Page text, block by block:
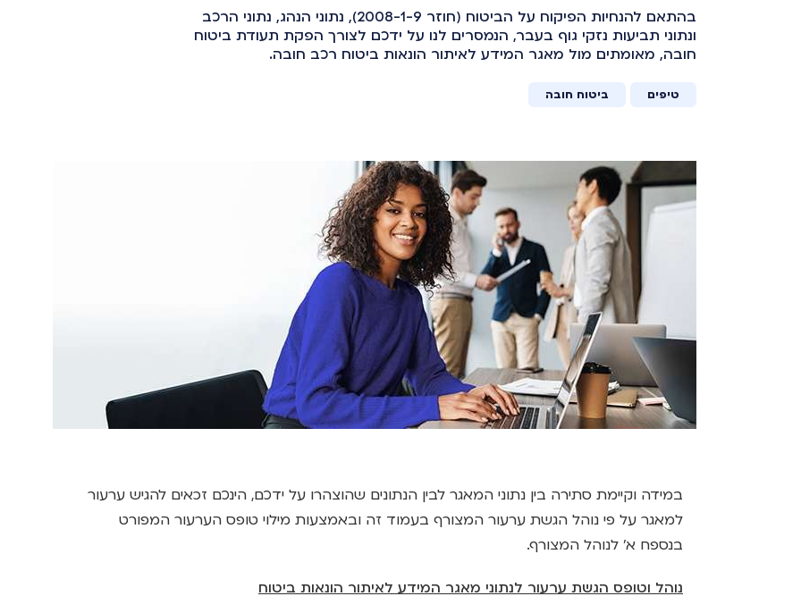
בהתאם להנחיות הפיקוח על הביטוח (חוזר 2008-1-9), נתוני הנהג, נתוני הרכב
ונתוני תביעות נזקי גוף בעבר, הנמסרים לנו על ידכם לצורך הפקת תעודת ביטוח
חובה, מאומתים מול מאגר המידע לאיתור הונאות ביטוח רכב חובה.
טיפים ביטוח חובה
במידה וקיימת סתירה בין נתוני המאגר לבין הנתונים שהוצהרו על ידכם, הינכם זכאים להגיש ערעור
למאגר על פי נוהל הגשת ערעור המצורף בעמוד זה ובאמצעות מילוי טופס הערעור המפורט
בנספח א' לנוהל המצורף.
נוהל וטופס הגשת ערעור לנתוני מאגר המידע לאיתור הונאות ביטוח